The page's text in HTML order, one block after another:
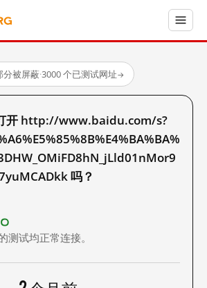
分被屏蔽·3000 个已测试网址→
开 http://www.baidu.com/s?
吗？
测试均正常连接。